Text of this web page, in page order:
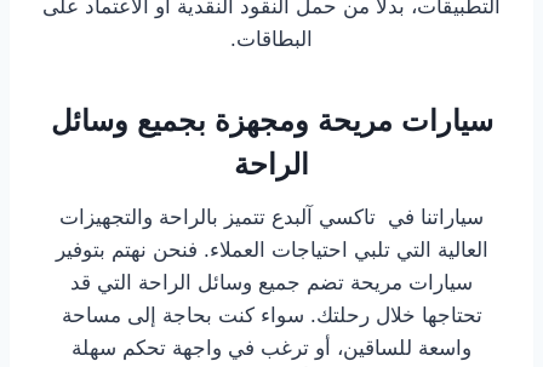
التطبيقات، بدلاً من حمل النقود النقدية أو الاعتماد على
البطاقات.
سيارات مريحة ومجهزة بجميع وسائل
الراحة
سياراتنا في تاكسي آلبدع تتميز بالراحة والتجهيزات
العالية التي تلبي احتياجات العملاء. فنحن نهتم بتوفير
سيارات مريحة تضم جميع وسائل الراحة التي قد
تحتاجها خلال رحلتك. سواء كنت بحاجة إلى مساحة
واسعة للساقين، أو ترغب في واجهة تحكم سهلة